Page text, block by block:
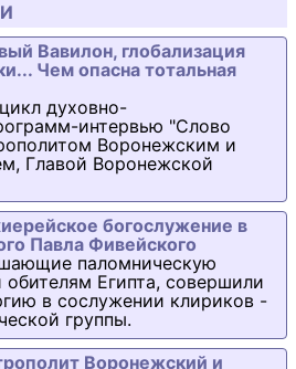
Вавилон, глобализация
Чем опасна тотальная
духовно-
интервью "Слово
Воронежским и
Главой Воронежской
богослужение в
Павла Фивейского
паломническую
Египта, совершили
в сослужении клириков -
группы.
Воронежский и